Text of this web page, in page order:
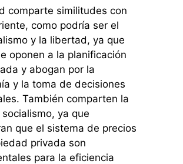
comparte similitudes con
como podría ser el
y la libertad, ya que
oponen a la planificación
y abogan por la
y la toma de decisiones
También comparten la
ya que
que el sistema de precios
privada son
para la eficiencia